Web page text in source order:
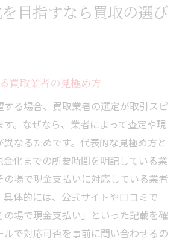
目指すなら買取の選び
買取業者の見極め方
する場合、買取業者の選定が取引スピ
。なぜなら、業者によって査定や現
なるためです。代表的な見極め方と
金化までの所要時間を明記している業
の場で現金支払いに対応している業者
具体的には、公式サイトや口コミで
の場で現金支払い」といった記載を確
で対応可否を事前に問い合わせるの